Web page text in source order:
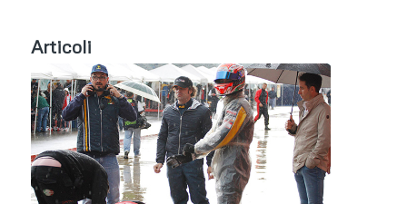
Articoli